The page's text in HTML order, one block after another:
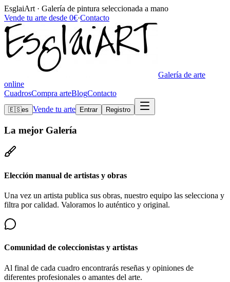
EsglaiArt · Galería de pintura seleccionada a mano
Vende tu arte desde 0€·Contacto
Galería de arte
online
CuadrosCompra arteBlogContacto
🇪🇸es Vende tu arte Entrar Registro
La mejor Galería
Elección manual de artistas y obras
Una vez un artista publica sus obras, nuestro equipo las selecciona y
filtra por calidad. Valoramos lo auténtico y original.
Comunidad de coleccionistas y artistas
Al final de cada cuadro encontrarás reseñas y opiniones de
diferentes profesionales o amantes del arte.